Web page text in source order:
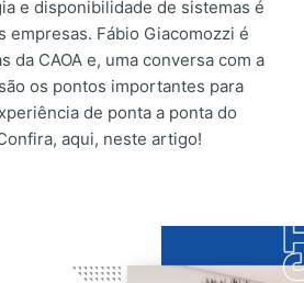
e disponibilidade de sistemas é
empresas. Fábio Giacomozzi é
da CAOA e, uma conversa com a
os pontos importantes para
de ponta a ponta do
aqui, neste artigo!